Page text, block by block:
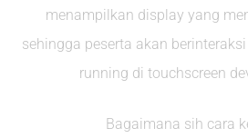
menampilkan display yang
sehingga peserta akan
running di touchscreen
Bagaimana sih cara